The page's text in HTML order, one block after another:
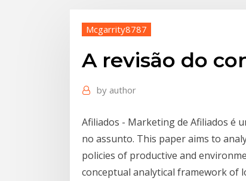
Mcgarrity8787
A revisão do
by author
Afiliados - Marketing de Afiliados é
no assunto. This paper aims to
policies of productive and
conceptual analytical framework of